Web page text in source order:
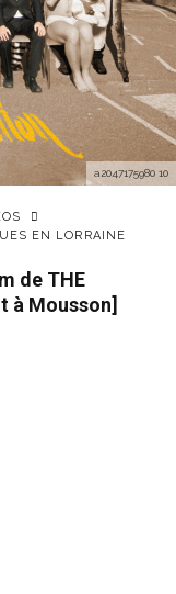
a2047175980 10
EN LORRAINE
de THE
à Mousson]